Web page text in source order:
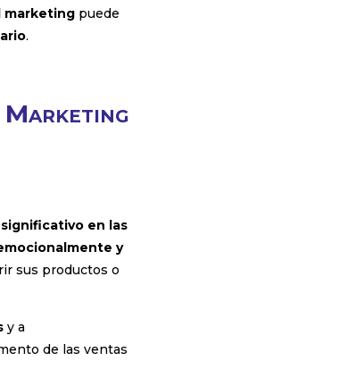
marketing puede
.
Marketing
en las
y
sus productos o
y a
de las ventas